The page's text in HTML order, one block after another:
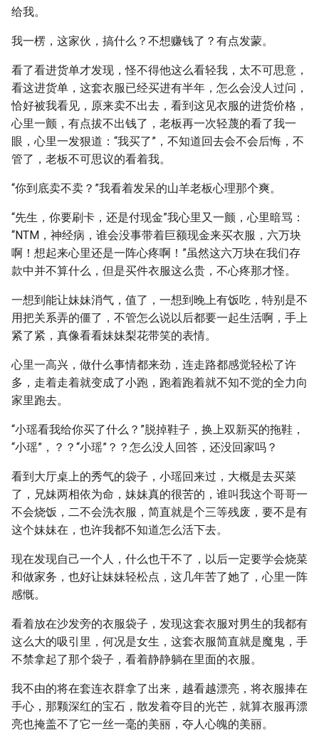
给我。
我一楞，这家伙，搞什么？不想赚钱了？有点发蒙。
看了看进货单才发现，怪不得他这么看轻我，太不可思意，
看这进货单，这套衣服已经买进有半年，怎么会没人过问，
恰好被我看见，原来卖不出去，看到这见衣服的进货价格，
心里一颤，有点拔不出钱了，老板再一次轻蔑的看了我一
眼，心里一发狠道：“我买了”，不知道回去会不会后悔，不
管了，老板不可思议的看着我。
“你到底卖不卖？”我看着发呆的山羊老板心理那个爽。
“先生，你要刷卡，还是付现金”我心里又一颤，心里暗骂：
“NTM，神经病，谁会没事带着巨额现金来买衣服，六万块
啊！想起来心里还是一阵心疼啊！”虽然这六万块在我们存
款中并不算什么，但是买件衣服这么贵，不心疼那才怪。
一想到能让妹妹消气，值了，一想到晚上有饭吃，特别是不
用把关系弄的僵了，不管怎么说以后都要一起生活啊，手上
紧了紧，真像看看妹妹梨花带笑的表情。
心里一高兴，做什么事情都来劲，连走路都感觉轻松了许
多，走着走着就变成了小跑，跑着跑着就不知不觉的全力向
家里跑去。
“小瑶看我给你买了什么？”脱掉鞋子，换上双新买的拖鞋，
“小瑶”，？？“小瑶”？？怎么没人回答，还没回家吗？
看到大厅桌上的秀气的袋子，小瑶回来过，大概是去买菜
了，兄妹两相依为命，妹妹真的很苦的，谁叫我这个哥哥一
不会烧饭，二不会洗衣服，简直就是个三等残废，要不是有
这个妹妹在，也许我都不知道怎么活下去。
现在发现自己一个人，什么也干不了，以后一定要学会烧菜
和做家务，也好让妹妹轻松点，这几年苦了她了，心里一阵
感慨。
看着放在沙发旁的衣服袋子，发现这套衣服对男生的我都有
这么大的吸引里，何况是女生，这套衣服简直就是魔鬼，手
不禁拿起了那个袋子，看着静静躺在里面的衣服。
我不由的将在套连衣群拿了出来，越看越漂亮，将衣服捧在
手心，那颗深红的宝石，散发着夺目的光芒，就算衣服再漂
亮也掩盖不了它一丝一毫的美丽，夺人心魄的美丽。